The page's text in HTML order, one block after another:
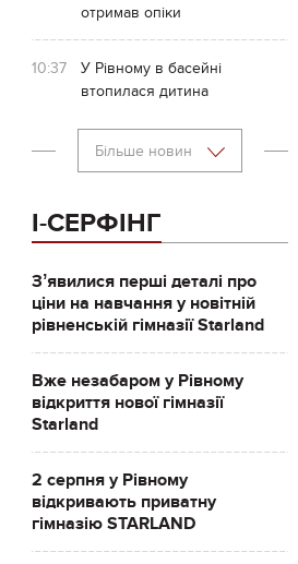
отримав опіки
10:37
У Рівному в басейні
втопилася дитина
Більше новин
І-СЕРФІНГ
Зʼявилися перші деталі про
ціни на навчання у новітній
рівненській гімназії Starland
Вже незабаром у Рівному
відкриття нової гімназії
Starland
2 серпня у Рівному
відкривають приватну
гімназію STARLAND